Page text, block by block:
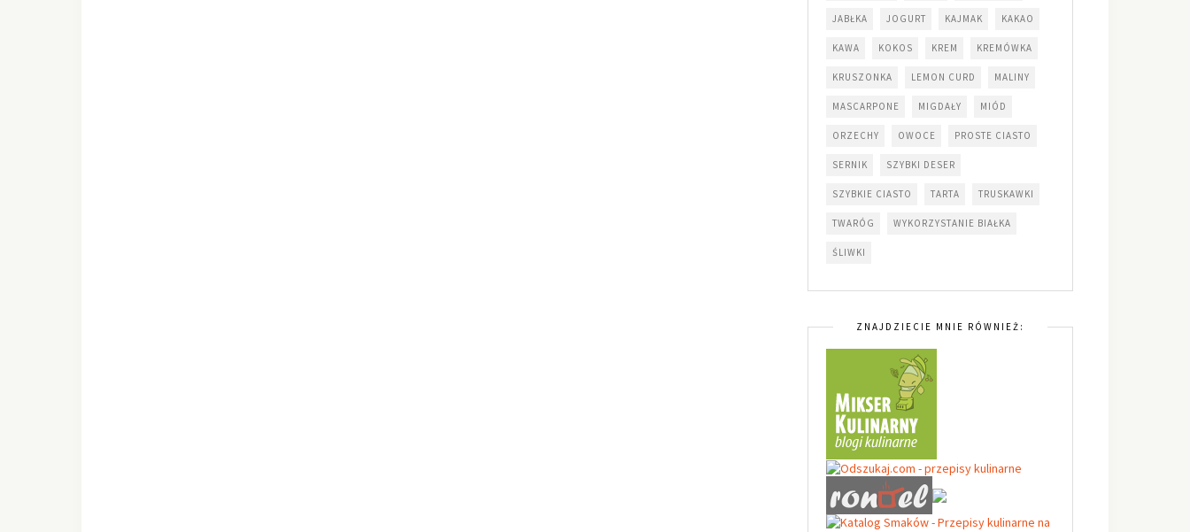
JABŁKA JOGURT KAJMAK KAKAO
KAWA KOKOS KREM KREMÓWKA
KRUSZONKA LEMON CURD MALINY
MASCARPONE MIGDAŁY MIÓD
ORZECHY OWOCE PROSTE CIASTO
SERNIK SZYBKI DESER
SZYBKIE CIASTO TARTA TRUSKAWKI
TWARÓG WYKORZYSTANIE BIAŁKA
ŚLIWKI
ZNAJDZIECIE MNIE RÓWNIEŻ: